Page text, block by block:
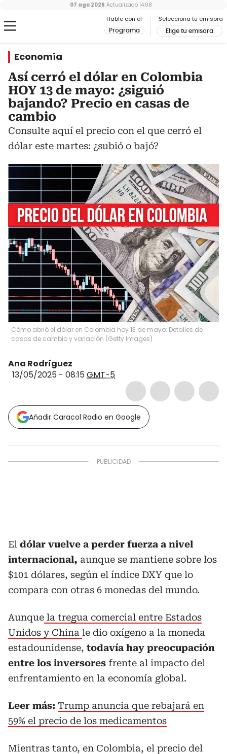
Hable con el
Programa
Selecciona tu emisora
Elige tu emisora
07 ago 2026 Actualizado 14:08
Economía
Así cerró el dólar en Colombia
HOY 13 de mayo: ¿siguió
bajando? Precio en casas de
cambio
Consulte aquí el precio con el que cerró el
dólar este martes: ¿subió o bajó?
Cómo abrió el dólar en Colombia hoy 13 de mayo: Detalles de
casas de cambio y variación (Getty Images)
Ana Rodríguez
13/05/2025 - 08:15GMT-5
Añadir Caracol Radio en Google
El dólar vuelve a perder fuerza a nivel
internacional, aunque se mantiene sobre los
$101 dólares, según el índice DXY que lo
compara con otras 6 monedas del mundo.
Aunque la tregua comercial entre Estados
Unidos y China le dio oxígeno a la moneda
estadounidense, todavía hay preocupación
entre los inversores frente al impacto del
enfrentamiento en la economía global.
Leer más: Trump anuncia que rebajará en
59% el precio de los medicamentos
Mientras tanto, en Colombia, el precio del